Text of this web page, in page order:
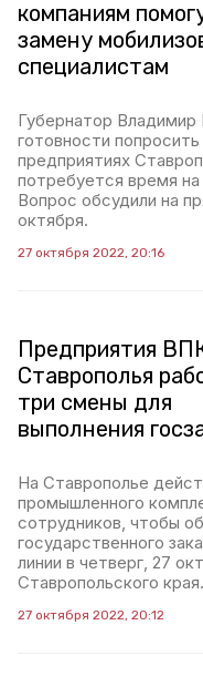
компаниям
замену
специалистам
Губернатор
готовности
предприятиях
потребуется время
Вопрос обсудили на
октября.
27 октября 2022, 20:16
Предприятия
Ставрополья
три смены для
выполнения
На Ставрополье
промышленного
сотрудников, чтобы
государственного
линии в четверг, 27
Ставропольского края.
27 октября 2022, 20:12